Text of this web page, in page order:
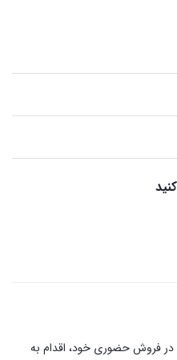
در فروش حضوری خود، اقدام به